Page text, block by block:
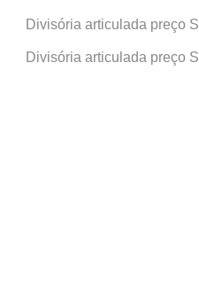
Divisória articulada preço
Divisória articulada preço